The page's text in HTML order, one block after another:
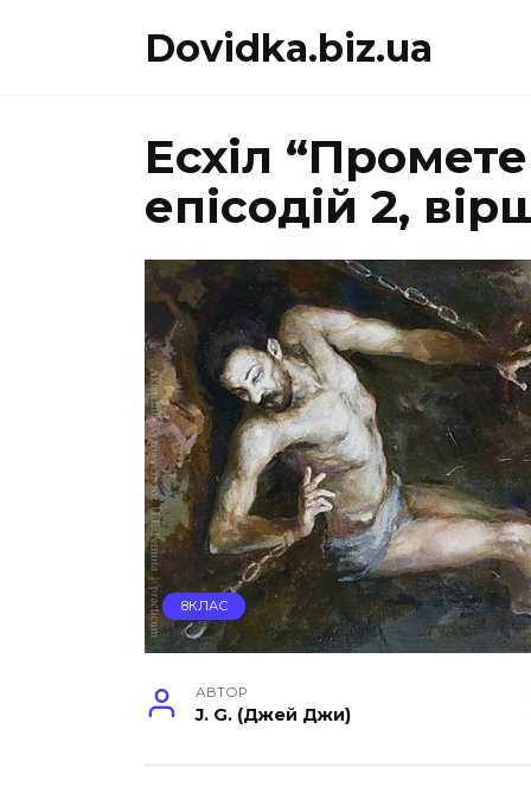
Dovidka.biz.ua
Есхіл
епісодій 2,
8КЛАС
АВТОР
J. G. (Джей Джи)